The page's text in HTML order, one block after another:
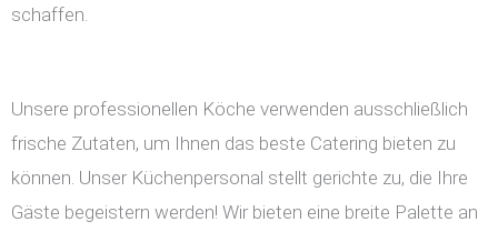
schaffen.
Unsere professionellen Köche verwenden ausschließlich
frische Zutaten, um Ihnen das beste Catering bieten zu
können. Unser Küchenpersonal stellt gerichte zu, die Ihre
Gäste begeistern werden! Wir bieten eine breite Palette an